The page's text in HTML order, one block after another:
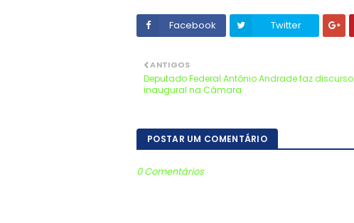
Facebook Twitter
ANTIGOS
Deputado Federal Antônio Andrade faz discurso
inaugural na Câmara
POSTAR UM COMENTÁRIO
0 Comentários